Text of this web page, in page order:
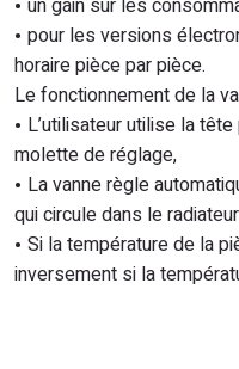
un gain sur les
pour les versions
horaire pièce par pièce.
Le fonctionnement de la
L’utilisateur utilise la
molette de réglage,
La vanne règle
qui circule dans le
Si la température de la
inversement si la